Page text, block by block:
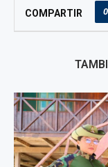
COMPARTIR 0